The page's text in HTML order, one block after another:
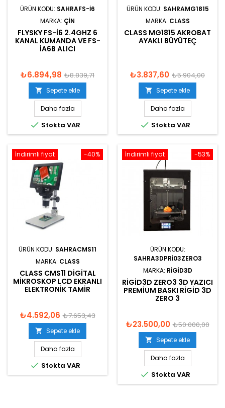
ÜRÜN KODU: SAHRAFS-I6
MARKA: ÇIN
FLYSKY FS-I6 2.4GHZ 6
KANAL KUMANDA VE FS-
IA6B ALICI
₺6.894,98 ₺8.839,71
 Sepete ekle
Daha fazla
 Stokta VAR
ÜRÜN KODU: SAHRAMG1815
MARKA: CLASS
CLASS MG1815 AKROBAT
AYAKLI BÜYÜTEÇ
₺3.837,60 ₺5.904,00
 Sepete ekle
Daha fazla
 Stokta VAR
-40%
İndirimli fiyat
ÜRÜN KODU: SAHRACMS11
MARKA: CLASS
CLASS CMS11 DIGITAL
MIKROSKOP LCD EKRANLI
ELEKTRONIK TAMIR
₺4.592,06 ₺7.653,43
 Sepete ekle
Daha fazla
 Stokta VAR
-53%
İndirimli fiyat
ÜRÜN KODU:
SAHRA3DPRI03ZERO3
MARKA: RIGID3D
RIGID3D ZERO3 3D YAZICI
PREMIUM BASKI RIGID 3D
ZERO 3
₺23.500,00 ₺50.000,00
 Sepete ekle
Daha fazla
 Stokta VAR